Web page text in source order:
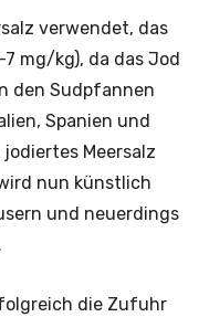
verwendet, das
mg/kg), da das Jod
den Sudpfannen
Spanien und
Meersalz
nun künstlich
und neuerdings
die Zufuhr